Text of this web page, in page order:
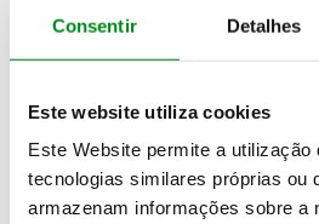
Consentir Detalhes
Este website utiliza cookies
Este Website permite a utilização
tecnologias similares próprias ou
armazenam informações sobre a
sistemas de assistência à
faróis LED Matrix digitais, que
Gama e preços em Portugal:
• Q3 TFSI 110 kW (150 cv) S